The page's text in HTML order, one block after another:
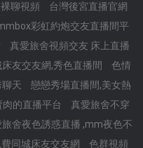
聊視頻
台灣後宮直播官網
彩虹約炮交友直播間平
真愛旅舍視頻交友 床上直播
友交友網,秀色直播間
色情
天
戀戀秀場直播間,美女熱
的直播平台
真愛旅舍不穿
旅舍夜色誘惑直播 ,mm夜色不
同城床友交友網 色群視頻